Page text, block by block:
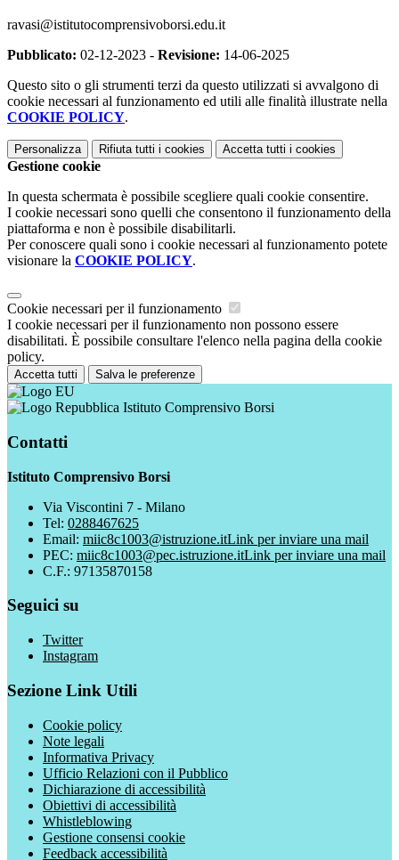
ravasi@istitutocomprensivoborsi.edu.it
Pubblicato: 02-12-2023 - Revisione: 14-06-2025
Questo sito o gli strumenti terzi da questo utilizzati si avvalgono di
cookie necessari al funzionamento ed utili alle finalità illustrate nella
COOKIE POLICY.
Personalizza Rifiuta tutti i cookies Accetta tutti i cookies
Gestione cookie
In questa schermata è possibile scegliere quali cookie consentire.
I cookie necessari sono quelli che consentono il funzionamento della
piattaforma e non è possibile disabilitarli.
Per conoscere quali sono i cookie necessari al funzionamento potete
visionare la COOKIE POLICY.
Cookie necessari per il funzionamento
I cookie necessari per il funzionamento non possono essere
disabilitati. È possibile consultare l'elenco nella pagina della cookie
policy.
Accetta tutti Salva le preferenze
Istituto Comprensivo Borsi
Contatti
Istituto Comprensivo Borsi
Via Viscontini 7 - Milano
Tel: 0288467625
Email: miic8c1003@istruzione.itLink per inviare una mail
PEC: miic8c1003@pec.istruzione.itLink per inviare una mail
C.F.: 97135870158
Seguici su
Twitter
Instagram
Sezione Link Utili
Cookie policy
Note legali
Informativa Privacy
Ufficio Relazioni con il Pubblico
Dichiarazione di accessibilità
Obiettivi di accessibilità
Whistleblowing
Gestione consensi cookie
Feedback accessibilità